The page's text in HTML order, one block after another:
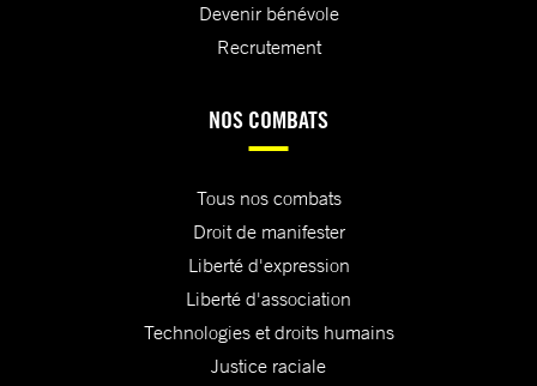
Devenir bénévole
Recrutement
NOS COMBATS
Tous nos combats
Droit de manifester
Liberté d'expression
Liberté d'association
Technologies et droits humains
Justice raciale